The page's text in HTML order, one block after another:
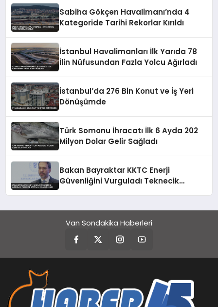
Sabiha Gökçen Havalimanı’nda 4
Kategoride Tarihi Rekorlar Kırıldı
İstanbul Havalimanları İlk Yarıda 78
İlin Nüfusundan Fazla Yolcu Ağırladı
İstanbul’da 276 Bin Konut ve İş Yeri
Dönüşümde
Türk Somonu İhracatı İlk 6 Ayda 202
Milyon Dolar Gelir Sağladı
Bakan Bayraktar KKTC Enerji
Güvenliğini Vurguladı Teknecik
Van Sondakika Haberleri